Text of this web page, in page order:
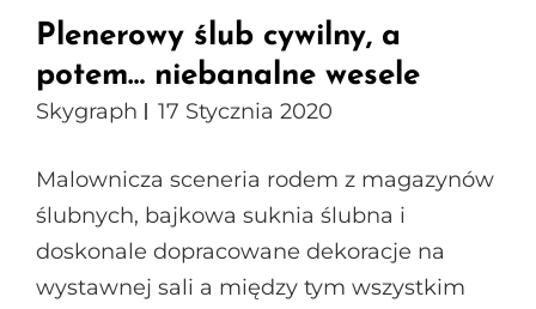
Plenerowy ślub cywilny, a
potem… niebanalne wesele
Skygraph 17 Stycznia 2020
Malownicza sceneria rodem z magazynów
ślubnych, bajkowa suknia ślubna i
doskonale dopracowane dekoracje na
wystawnej sali a między tym wszystkim